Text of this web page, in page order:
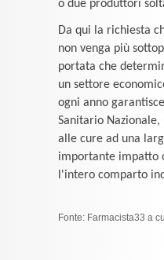
o due produttori
Da qui la richiesta
non venga più
portata che
un settore
ogni anno
Sanitario Nazionale,
alle cure ad una
importante impatto
l'intero comparto
Fonte: Farmacista33 a